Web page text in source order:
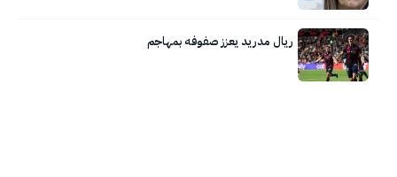
ريال مدريد يعزز صفوفه بمهاجم